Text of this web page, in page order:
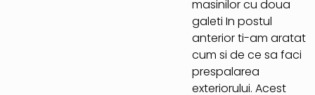
masinilor cu doua
galeti In postul
anterior ti-am aratat
cum si de ce sa faci
prespalarea
exteriorului. Acest